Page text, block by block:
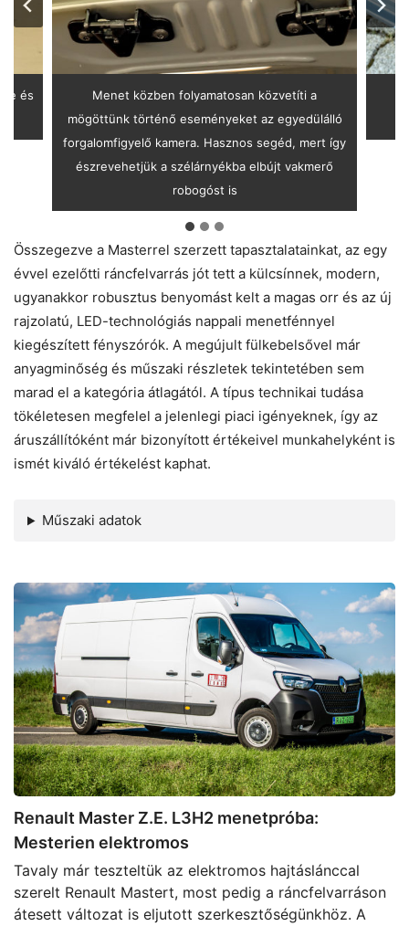
és
Menet közben folyamatosan közvetíti a
mögöttünk történő eseményeket az egyedülálló
forgalomfigyelő kamera. Hasznos segéd, mert így
észrevehetjük a szélárnyékba elbújt vakmerő
robogóst is
Összegezve a Masterrel szerzett tapasztalatainkat, az egy
évvel ezelőtti ráncfelvarrás jót tett a külcsínnek, modern,
ugyanakkor robusztus benyomást kelt a magas orr és az új
rajzolatú, LED-technológiás nappali menetfénnyel
kiegészített fényszórók. A megújult fülkebelsővel már
anyagminőség és műszaki részletek tekintetében sem
marad el a kategória átlagától. A típus technikai tudása
tökéletesen megfelel a jelenlegi piaci igényeknek, így az
áruszállítóként már bizonyított értékeivel munkahelyként is
ismét kiváló értékelést kaphat.
Műszaki adatok
Renault
Master
Z.E.
L3H2
menetpróba:
Mesterien
elektromos
Renault Master Z.E. L3H2 menetpróba:
Mesterien elektromos
Tavaly már teszteltük az elektromos hajtáslánccal
szerelt Renault Mastert, most pedig a ráncfelvarráson
átesett változat is eljutott szerkesztőségünkhöz. A